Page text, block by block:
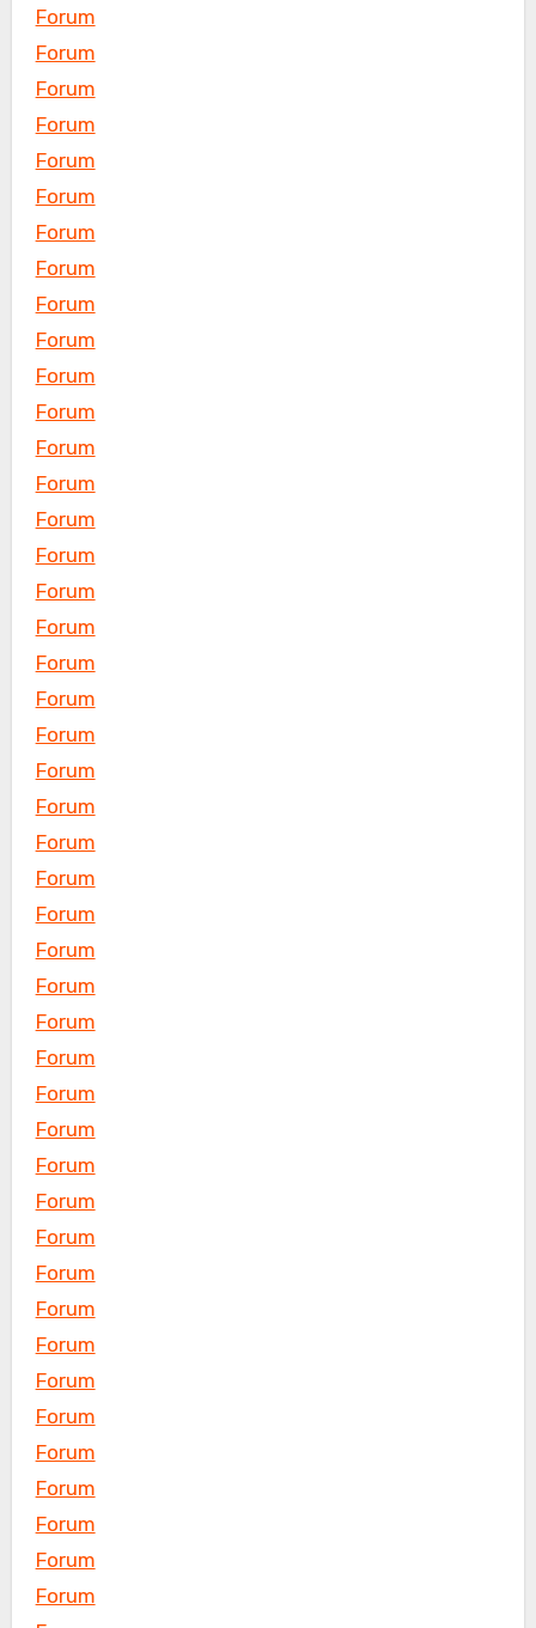
Forum
Forum
Forum
Forum
Forum
Forum
Forum
Forum
Forum
Forum
Forum
Forum
Forum
Forum
Forum
Forum
Forum
Forum
Forum
Forum
Forum
Forum
Forum
Forum
Forum
Forum
Forum
Forum
Forum
Forum
Forum
Forum
Forum
Forum
Forum
Forum
Forum
Forum
Forum
Forum
Forum
Forum
Forum
Forum
Forum